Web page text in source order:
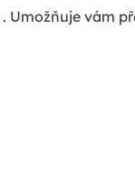
. Umožňuje vám